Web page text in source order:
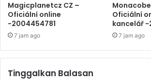
Magicplanetcz CZ –
Oficiální online
-2004454781
7 jam ago
Oficiální
kancelář -
7 jam ago
Tinggalkan Balasan